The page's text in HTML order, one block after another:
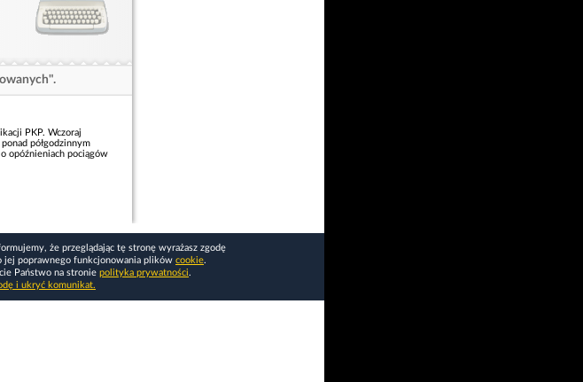
PKP. Wczoraj
półgodzinnym
opóźnieniach pociągów
że przeglądając tę stronę wyrażasz zgodę
jej poprawnego funkcjonowania plików cookie.
Państwo na stronie polityka prywatności.
i ukryć komunikat.